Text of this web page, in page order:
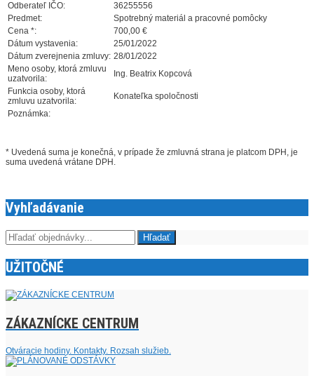
Odberateľ IČO:
36255556
Predmet:
Spotrebný materiál a pracovné pomôcky
Cena *:
700,00 €
Dátum vystavenia:
25/01/2022
Dátum zverejnenia zmluvy: 28/01/2022
Meno osoby, ktorá zmluvu
uzatvorila:
Ing. Beatrix Kopcová
Funkcia osoby, ktorá
zmluvu uzatvorila:
Konateľka spoločnosti
Poznámka:
* Uvedená suma je konečná, v prípade že zmluvná strana je platcom DPH, je
suma uvedená vrátane DPH.
Vyhľadávanie
UŽITOČNÉ
ZÁKAZNÍCKE CENTRUM
Otváracie hodiny. Kontakty. Rozsah služieb.